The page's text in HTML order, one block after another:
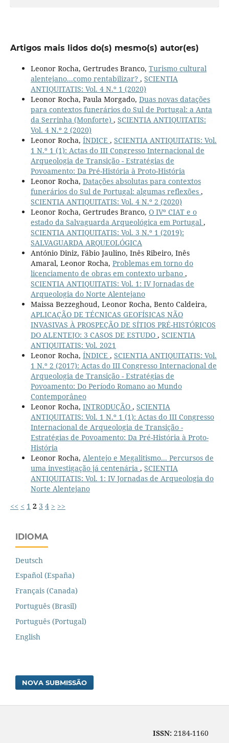
Artigos mais lidos do(s) mesmo(s) autor(es)
Leonor Rocha, Gertrudes Branco, Turismo cultural
alentejano...como rentabilizar? , SCIENTIA
ANTIQUITATIS: Vol. 4 N.º 1 (2020)
Leonor Rocha, Paula Morgado, Duas novas datações
para contextos funerários do Sul de Portugal: a Anta
da Serrinha (Monforte) , SCIENTIA ANTIQUITATIS:
Vol. 4 N.º 2 (2020)
Leonor Rocha, ÍNDICE , SCIENTIA ANTIQUITATIS: Vol.
1 N.º 1 (1): Actas do III Congresso Internacional de
Arqueologia de Transição - Estratégias de
Povoamento: Da Pré-História à Proto-História
Leonor Rocha, Datações absolutas para contextos
funerários do Sul de Portugal: algumas reflexões ,
SCIENTIA ANTIQUITATIS: Vol. 4 N.º 2 (2020)
Leonor Rocha, Gertrudes Branco, O IVº CIAT e o
estado da Salvaguarda Arqueológica em Portugal ,
SCIENTIA ANTIQUITATIS: Vol. 3 N.º 1 (2019):
SALVAGUARDA ARQUEOLÓGICA
António Diniz, Fábio Jaulino, Inês Ribeiro, Inês
Amaral, Leonor Rocha, Problemas em torno do
licenciamento de obras em contexto urbano ,
SCIENTIA ANTIQUITATIS: Vol. 1: IV Jornadas de
Arqueologia do Norte Alentejano
Maissa Bezzeghoud, Leonor Rocha, Bento Caldeira,
APLICAÇÃO DE TÉCNICAS GEOFÍSICAS NÃO
INVASIVAS À PROSPEÇÃO DE SÍTIOS PRÉ-HISTÓRICOS
DO ALENTEJO: 3 CASOS DE ESTUDO , SCIENTIA
ANTIQUITATIS: Vol. 2021
Leonor Rocha, ÍNDICE , SCIENTIA ANTIQUITATIS: Vol.
1 N.º 2 (2017): Actas do III Congresso Internacional de
Arqueologia de Transição - Estratégias de
Povoamento: Do Período Romano ao Mundo
Contemporâneo
Leonor Rocha, INTRODUÇÃO , SCIENTIA
ANTIQUITATIS: Vol. 1 N.º 1 (1): Actas do III Congresso
Internacional de Arqueologia de Transição -
Estratégias de Povoamento: Da Pré-História à Proto-
História
Leonor Rocha, Alentejo e Megalitismo... Percursos de
uma investigação já centenária , SCIENTIA
ANTIQUITATIS: Vol. 1: IV Jornadas de Arqueologia do
Norte Alentejano
<< < 1 2 3 4 > >>
IDIOMA
Deutsch
Español (España)
Français (Canada)
Português (Brasil)
Português (Portugal)
English
NOVA SUBMISSÃO
ISSN: 2184-1160